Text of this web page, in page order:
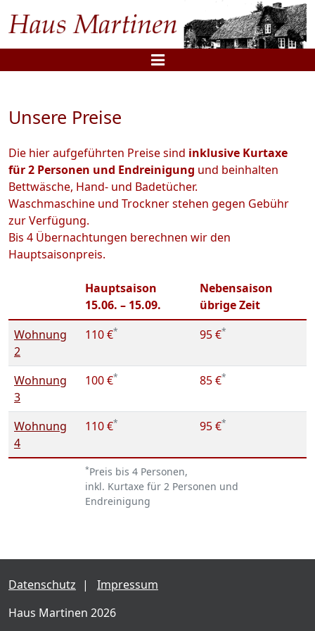
Unsere Preise
Die hier aufgeführten Preise sind inklusive Kurtaxe
für 2 Personen und Endreinigung und beinhalten
Bettwäsche, Hand- und Badetücher.
Waschmaschine und Trockner stehen gegen Gebühr
zur Verfügung.
Bis 4 Übernachtungen berechnen wir den
Hauptsaisonpreis.
Hauptsaison
15.06. – 15.09.
Nebensaison
übrige Zeit
Wohnung
2
110 €* 95 €*
Wohnung
3
100 €* 85 €*
Wohnung
4
110 €* 95 €*
*Preis bis 4 Personen,
inkl. Kurtaxe für 2 Personen und
Endreinigung
Haus Martinen 2026
Datenschutz | Impressum